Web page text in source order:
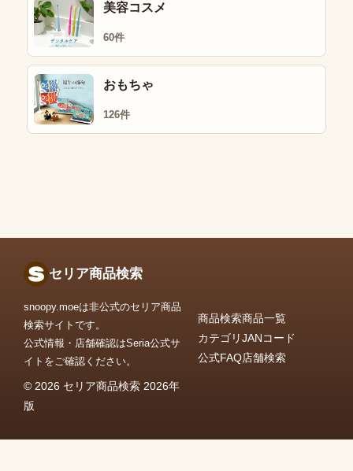
美容コスメ
60件
おもちゃ
126件
セリア商品検索
snoopy.moeは非公式のセリア商品
検索サイトです。
公式情報・店舗確認はSeria公式サ
イトをご確認ください。
© 2026 セリア商品検索 2026年
版
商品検索商品一覧
カテゴリJANコード
公式FAQ店舗検索